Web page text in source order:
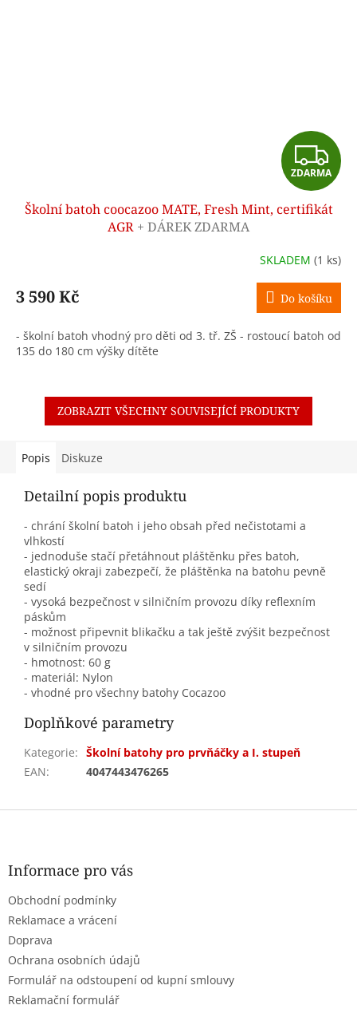
Z
D
A
R
M
A
ZDARMA
Školní batoh coocazoo MATE, Fresh Mint, certifikát
AGR + DÁREK ZDARMA
SKLADEM (1 ks)
3 590 Kč Do košíku
- školní batoh vhodný pro děti od 3. tř. ZŠ - rostoucí batoh od
135 do 180 cm výšky dítěte
ZOBRAZIT VŠECHNY SOUVISEJÍCÍ PRODUKTY
Popis Diskuze
Detailní popis produktu
- chrání školní batoh i jeho obsah před nečistotami a
vlhkostí
- jednoduše stačí přetáhnout pláštěnku přes batoh,
elastický okraji zabezpečí, že pláštěnka na batohu pevně
sedí
- vysoká bezpečnost v silničním provozu díky reflexním
páskům
- možnost připevnit blikačku a tak ještě zvýšit bezpečnost
v silničním provozu
- hmotnost: 60 g
- materiál: Nylon
- vhodné pro všechny batohy Cocazoo
Doplňkové parametry
Kategorie: Školní batohy pro prvňáčky a I. stupeň
EAN: 4047443476265
Z
Informace pro vás
Obchodní podmínky
Reklamace a vrácení
Doprava
Ochrana osobních údajů
Formulář na odstoupení od kupní smlouvy
Reklamační formulář